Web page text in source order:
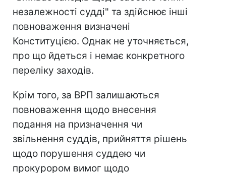
незалежності судді" та здійснює інші
повноваження визначені
Конституцією. Однак не уточняється,
про що йдеться і немає конкретного
переліку заходів.
Крім того, за ВРП залишаються
повноваження щодо внесення
подання на призначення чи
звільнення суддів, прийняття рішень
щодо порушення суддею чи
прокурором вимог щодо